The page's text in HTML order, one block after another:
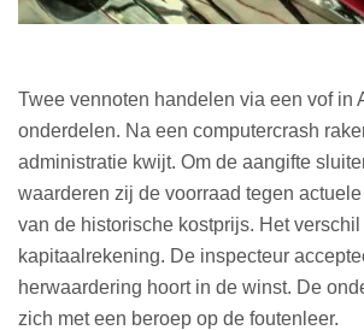
Twee vennoten handelen via een vof in
onderdelen. Na een computercrash
administratie kwijt. Om de aangifte
waarderen zij de voorraad tegen
van de historische kostprijs. Het
kapitaalrekening. De inspecteur
herwaardering hoort in de winst. De
zich met een beroep op de foutenleer.